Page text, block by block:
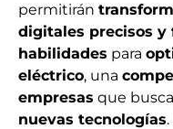
permitirán
digitales precisos y
habilidades para
eléctrico, una
empresas que
nuevas tecnologías